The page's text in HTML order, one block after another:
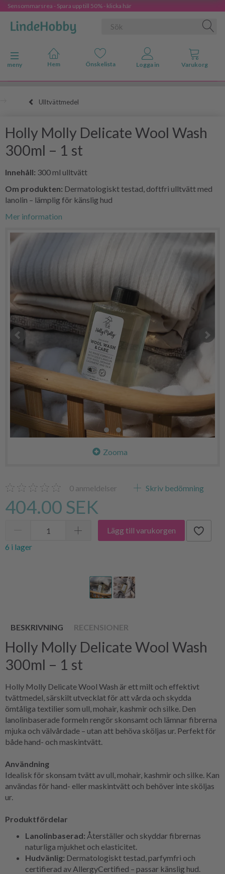
Sensommarsrea - Spara upp till 50% - klicka här
Ändra navigering
meny
Ulltvättmedel
Holly Molly Delicate Wool Wash
300ml – 1 st
Innehåll: 300 ml ulltvätt
Om produkten: Dermatologiskt testad, doftfri ulltvätt med
lanolin – lämplig för känslig hud
Mer information
Zooma
0 anmeldelser Skriv bedömning
404.00 SEK
Lägg till varukorgen
6 i lager
BESKRIVNING RECENSIONER
Holly Molly Delicate Wool Wash
300ml – 1 st
Holly Molly Delicate Wool Wash är ett milt och effektivt
tvättmedel, särskilt utvecklat för att vårda och skydda
ömtåliga textilier som ull, mohair, kashmir och silke. Den
lanolinbaserade formeln rengör skonsamt och lämnar fibrerna
mjuka och välvårdade – utan att behöva sköljas ur. Perfekt för
både hand- och maskintvätt.
Användning
Idealisk för skonsam tvätt av ull, mohair, kashmir och silke. Kan
användas för hand- eller maskintvätt och behöver inte sköljas
ur.
Produktfördelar
Lanolinbaserad: Återställer och skyddar fibrernas
naturliga mjukhet och elasticitet.
Hudvänlig: Dermatologiskt testad, parfymfri och
certifierad av AllergyCertified – passar känslig hud.